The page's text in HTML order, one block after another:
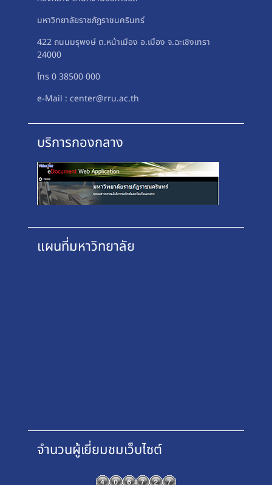
มหาวิทยาลัยราชภัฏราชนครินทร์
422 ถนนมรุพงษ์ ต.หน้าเมือง อ.เมือง จ.ฉะเชิงเทรา
24000
โทร 0 38500 000
e-Mail : center@rru.ac.th
บริการกองกลาง
แผนที่มหาวิทยาลัย
จำนวนผู้เยี่ยมชมเว็บไซต์